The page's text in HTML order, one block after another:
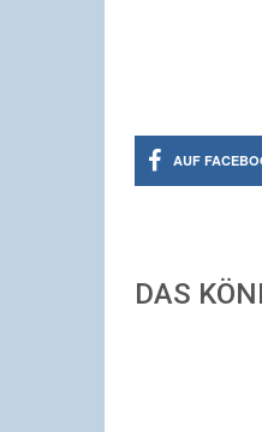
AUF
DAS